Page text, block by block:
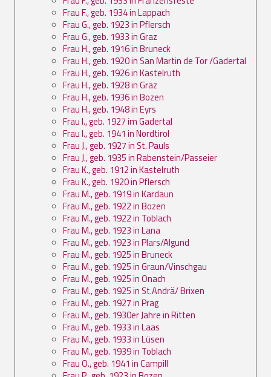
Frau F., geb. 1934 in Lappach
Frau G., geb. 1923 in Pflersch
Frau G., geb. 1933 in Graz
Frau H., geb. 1916 in Bruneck
Frau H., geb. 1920 in San Martin de Tor /Gadertal
Frau H., geb. 1926 in Kastelruth
Frau H., geb. 1928 in Graz
Frau H., geb. 1936 in Bozen
Frau H., geb. 1948 in Eyrs
Frau I., geb. 1927 im Gadertal
Frau I., geb. 1941 in Nordtirol
Frau J., geb. 1927 in St. Pauls
Frau J., geb. 1935 in Rabenstein/Passeier
Frau K., geb. 1912 in Kastelruth
Frau K., geb. 1920 in Pflersch
Frau M., geb. 1919 in Kardaun
Frau M., geb. 1922 in Bozen
Frau M., geb. 1922 in Toblach
Frau M., geb. 1923 in Lana
Frau M., geb. 1923 in Plars/Algund
Frau M., geb. 1925 in Bruneck
Frau M., geb. 1925 in Graun/Vinschgau
Frau M., geb. 1925 in Onach
Frau M., geb. 1925 in St.Andrä/ Brixen
Frau M., geb. 1927 in Prag
Frau M., geb. 1930er Jahre in Ritten
Frau M., geb. 1933 in Laas
Frau M., geb. 1933 in Lüsen
Frau M., geb. 1939 in Toblach
Frau O., geb. 1941 in Campill